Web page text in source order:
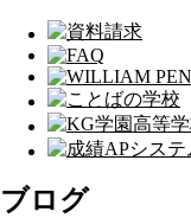
ブログ